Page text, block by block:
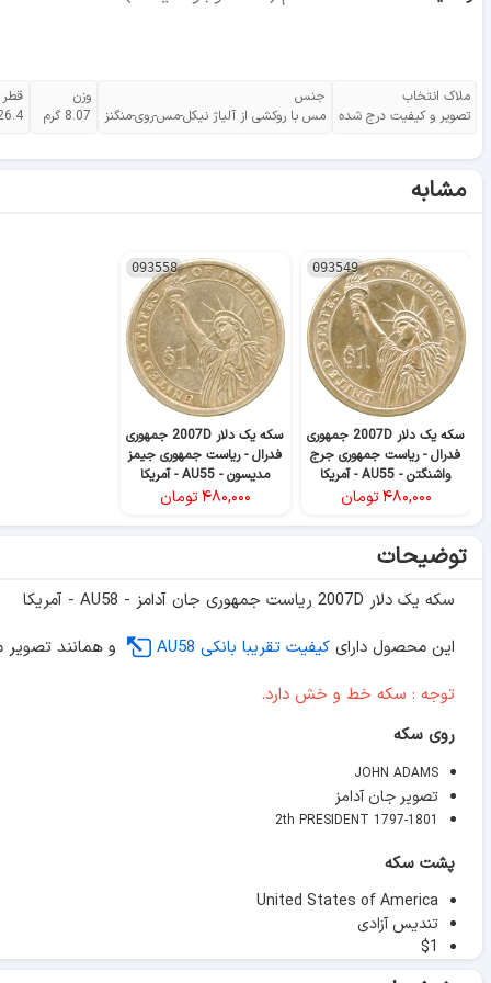
ملاک انتخاب
تصویر و کیفیت درج شده
جنس
مس با روکشی از آلیاژ نیکل-مس-روی-منگنز
وزن
8.07 گرم
قطر
26.4
مشابه
093549
سکه یک دلار 2007D جمهوری
فدرال - ریاست جمهوری جرج
واشنگتن - AU55 - آمریکا
۴۸۰,۰۰۰تومان
093558
سکه یک دلار 2007D جمهوری
فدرال - ریاست جمهوری جیمز
مدیسون - AU55 - آمریکا
۴۸۰,۰۰۰تومان
توضیحات
سکه یک دلار 2007D ریاست جمهوری جان آدامز - AU58 - آمریکا
این محصول دارای کیفیت تقریبا بانکی AU58
و همانند
توجه : سکه خط و خش دارد.
روی سکه
JOHN ADAMS
تصویر جان آدامز
2th PRESIDENT 1797-1801
پشت سکه
United States of America
تندیس آزادی
$1